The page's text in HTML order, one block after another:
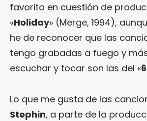
favorito en cuestión de
«Holiday» (Merge, 1994),
he de reconocer que las
tengo grabadas a fuego y
escuchar y tocar son las del «
Lo que me gusta de las
Stephin, a parte de la